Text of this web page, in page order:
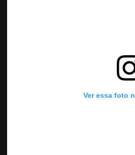
Ver essa foto